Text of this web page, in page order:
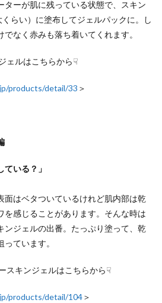
ターが肌に残っている状態で、スキン
らい）に塗布してジェルパックに。し
でなく赤みも落ち着いてくれます。
ェルはこちらから☟
products/detail/33 ＞
ている？」
面はベタついているけれど肌内部は乾
を感じることがあります。そんな時は
ンジェルの出番。たっぷり塗って、乾
ています。
スキンジェルはこちらから☟
products/detail/104＞